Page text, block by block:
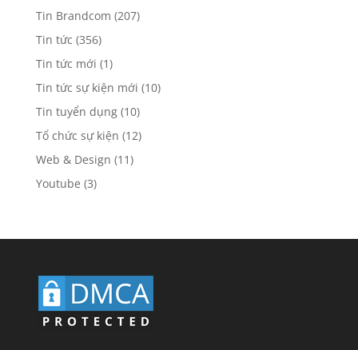
Tin Brandcom (207)
Tin tức (356)
Tin tức mới (1)
Tin tức sự kiện mới (10)
Tin tuyển dụng(10)
Tổ chức sự kiện (12)
Web & Design (11)
Youtube (3)